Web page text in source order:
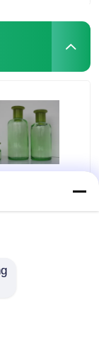
のガラス ビン
した